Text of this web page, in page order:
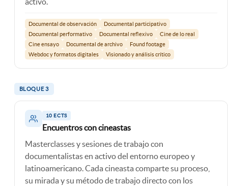
Documental de observación
Documental participativo
Documental performativo
Documental reflexivo
Cine de lo real
Cine ensayo
Documental de archivo
Found footage
Webdoc y formatos digitales
Visionado y análisis crítico
BLOQUE 3
10 ECTS
Encuentros con cineastas
Masterclasses y sesiones de trabajo con
documentalistas en activo del entorno europeo y
latinoamericano. Cada cineasta comparte su proceso,
su mirada y su método de trabajo directo con los